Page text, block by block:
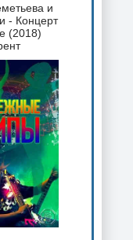
и
- Концерт
(2018)